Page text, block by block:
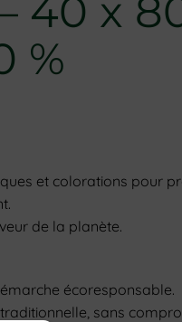
40 x
%
et colorations pour
de la planète.
écoresponsable.
sans